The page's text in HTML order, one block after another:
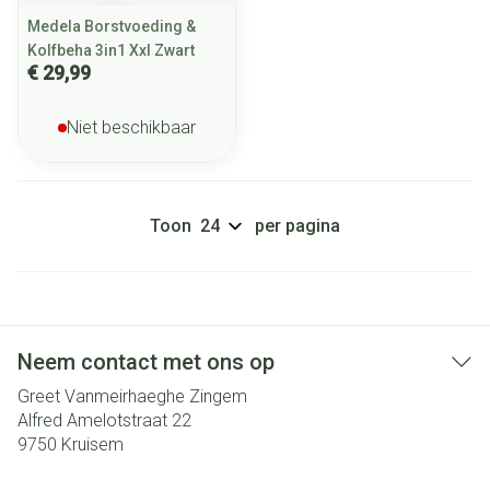
Medela Borstvoeding &
Kolfbeha 3in1 Xxl Zwart
€ 29,99
Niet beschikbaar
Toon per pagina
Neem contact met ons op
Greet Vanmeirhaeghe Zingem
Alfred Amelotstraat 22
9750 Kruisem